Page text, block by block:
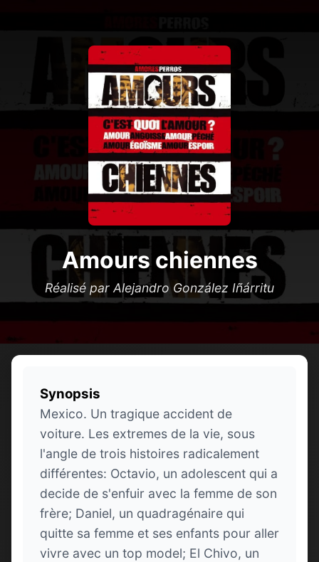
Amours chiennes
Réalisé par Alejandro González Iñárritu
Synopsis
Mexico. Un tragique accident de
voiture. Les extremes de la vie, sous
l'angle de trois histoires radicalement
différentes: Octavio, un adolescent qui a
decide de s'enfuir avec la femme de son
frère; Daniel, un quadragénaire qui
quitte sa femme et ses enfants pour aller
vivre avec un top model; El Chivo, un